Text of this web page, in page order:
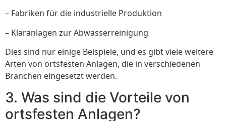
– Fabriken für die industrielle Produktion
– Kläranlagen zur Abwasserreinigung
Dies sind nur einige Beispiele, und es gibt viele weitere
Arten von ortsfesten Anlagen, die in verschiedenen
Branchen eingesetzt werden.
3. Was sind die Vorteile von
ortsfesten Anlagen?